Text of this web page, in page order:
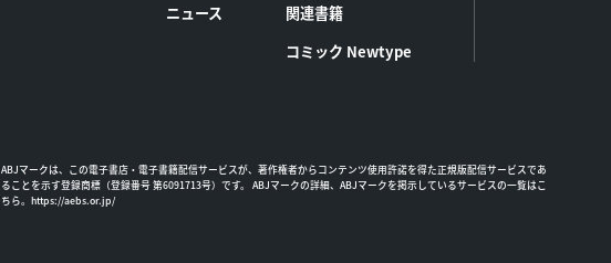
ニュース
関連書籍
コミック Newtype
ABJマークは、この電子書店・電子書籍配信サービスが、著作権者からコンテンツ使用許諾を得た正規版配信サービスであ
ることを示す登録商標（登録番号 第6091713号）です。 ABJマークの詳細、ABJマークを掲示しているサービスの一覧はこ
ちら。 https://aebs.or.jp/